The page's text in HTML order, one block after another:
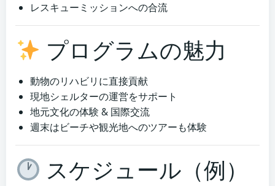
レスキューミッションへの合流
プログラムの魅力
動物のリハビリに直接貢献
現地シェルターの運営をサポート
地元文化の体験 & 国際交流
週末はビーチや観光地へのツアーも体験
スケジュール（例）